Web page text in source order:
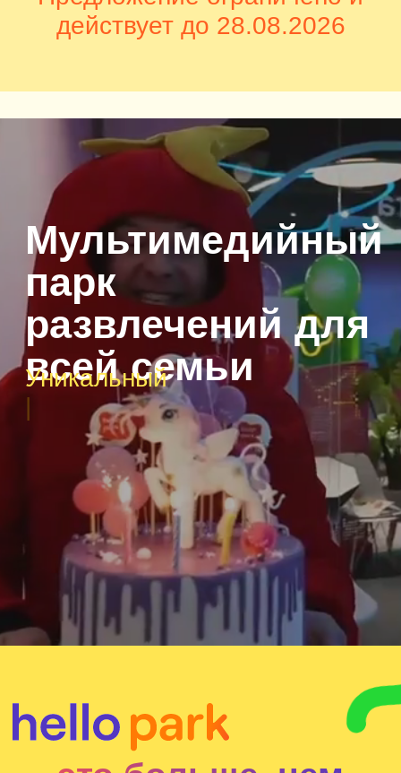
— это больше, чем
игровая площадка
Здесь события развиваются
по правилам вашего
воображения.
Парк объединяет в себе
мультимедийные игры,
физические инсталляции
и красочные проекции,
воплощенные в разных
У нас можно весело провести
время всей семьей
и отпраздновать
мультимедийный день
рождения — интересно будет
и взрослым, и детям.
интерактивное приключение!